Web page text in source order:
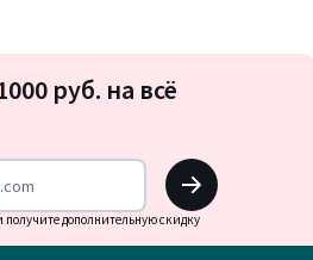
на
руб. на всё
OK
получите дополнительную скидку